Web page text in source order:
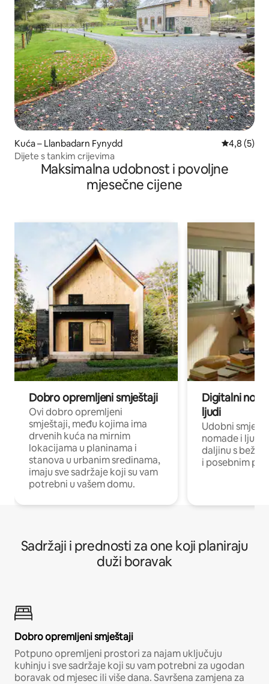
Kuća – Llanbadarn Fynydd Prosječna
4,8 (5)
Dijete s tankim crijevima
Maksimalna udobnost i povoljne
mjesečne cijene
Dobro opremljeni smještaji
Ovi dobro opremljeni
smještaji, među kojima ima
drvenih kuća na mirnim
lokacijama u planinama i
stanova u urbanim sredinama,
imaju sve sadržaje koji su vam
potrebni u vašem domu.
Digitalni
ljudi
Udobni
nomade i ljude
daljinu s
i posebnim
Sadržaji i prednosti za one koji planiraju
duži boravak
Dobro opremljeni smještaji
Potpuno opremljeni prostori za najam uključuju
kuhinju i sve sadržaje koji su vam potrebni za ugodan
boravak od mjesec ili više dana. Savršena zamjena za